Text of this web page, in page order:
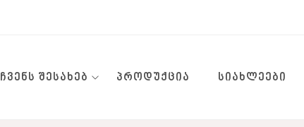
ᲩᲕᲔᲜᲡ ᲨᲔᲡᲐᲮᲔᲑ ᲞᲠᲝᲓᲣᲥᲪᲘᲐ ᲡᲘᲐᲮᲚᲔᲔᲑᲘ